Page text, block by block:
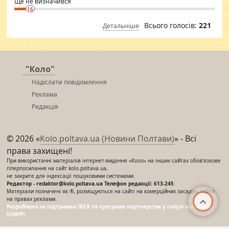
16
Детальніше Всього голосів: 221
"Коло"
Надіслати повідомлення
Реклама
Редакція
© 2026 «Kolo.poltava.ua (Новини Полтави)» - Всі
права захищені!
При використанні матеріалів інтернет-видання «Коло» на інших сайтах обов’язкове
гіперпосилання на сайт kolo.poltava.ua,
не закрите для індексації пошуковими системами.
Редактор - redaktor@kolo.poltava.ua Телефон редакції: 613-245
Матеріали позначені як ®, розміщуються на сайті на комерційних засадах, тобто
на правах реклами.
Розроблено за підтримки IREX та програми партнерства у галузі мас-медіа
(UMPP)